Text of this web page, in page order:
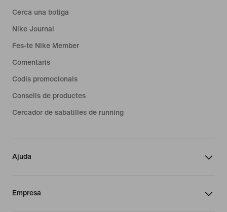
Cerca una botiga
Nike Journal
Fes-te Nike Member
Comentaris
Codis promocionals
Consells de productes
Cercador de sabatilles de running
Ajuda
Empresa